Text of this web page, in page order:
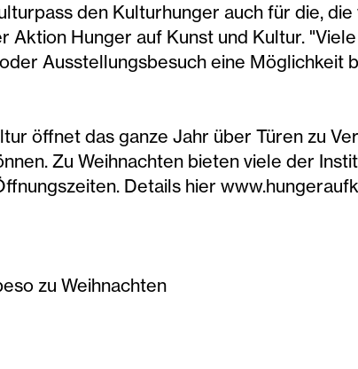
den Kulturhunger auch für die,
Hunger auf Kunst und Kultur.
Ausstellungsbesuch eine Möglichkeit
öffnet das ganze Jahr über Türen zu
Zu Weihnachten bieten viele der
Details hier
zu Weihnachten